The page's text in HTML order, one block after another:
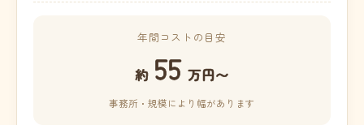
年間コストの目安
約 55 万円〜
事務所・規模により幅があります